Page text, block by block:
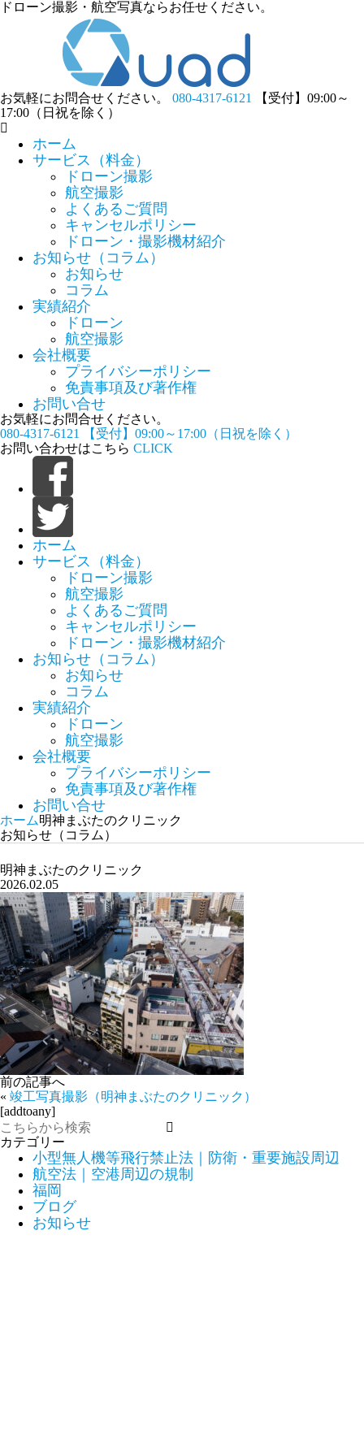
ドローン撮影・航空写真ならお任せください。
お気軽にお問合せください。 080-4317-6121
【受付】09:00～
17:00（日祝を除く）
ホーム
サービス（料金）
ドローン撮影
航空撮影
よくあるご質問
キャンセルポリシー
ドローン・撮影機材紹介
お知らせ（コラム）
お知らせ
コラム
実績紹介
ドローン
航空撮影
会社概要
プライバシーポリシー
免責事項及び著作権
お問い合せ
お気軽にお問合せください。
080-4317-6121
【受付】09:00～17:00（日祝を除く）
お問い合わせはこちら CLICK
ホーム
サービス（料金）
ドローン撮影
航空撮影
よくあるご質問
キャンセルポリシー
ドローン・撮影機材紹介
お知らせ（コラム）
お知らせ
コラム
実績紹介
ドローン
航空撮影
会社概要
プライバシーポリシー
免責事項及び著作権
お問い合せ
ホーム明神まぶたのクリニック
お知らせ（コラム）
明神まぶたのクリニック
2026.02.05
前の記事へ
« 竣工写真撮影（明神まぶたのクリニック）
[addtoany]
カテゴリー
小型無人機等飛行禁止法｜防衛・重要施設周辺
航空法｜空港周辺の規制
福岡
ブログ
お知らせ